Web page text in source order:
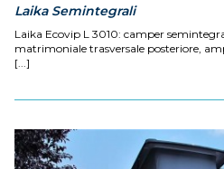
Laika Semintegrali
Laika Ecovip L 3010: camper
matrimoniale trasversale posteriore,
[...]